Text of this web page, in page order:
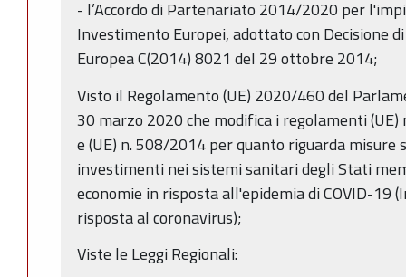
- l’Accordo di Partenariato 2014/2020 per
Investimento Europei, adottato con Decisione
Europea C(2014) 8021 del 29 ottobre 2014;
Visto il Regolamento (UE) 2020/460 del
30 marzo 2020 che modifica i regolamenti
e (UE) n. 508/2014 per quanto riguarda
investimenti nei sistemi sanitari degli Stati
economie in risposta all'epidemia di COVID-19
risposta al coronavirus);
Viste le Leggi Regionali: